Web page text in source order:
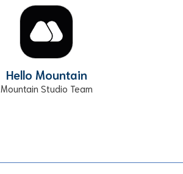
Hello Mountain
Mountain Studio Team